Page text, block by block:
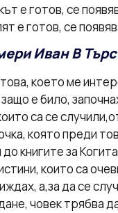
е готов, се
е готов, се
Иван В
което ме
защо е било,
са се
която преди
до книгите за
които са
а,за да се
човек трябва